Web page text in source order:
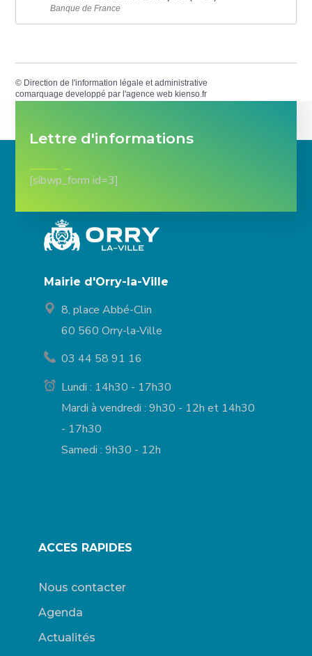
Banque de France
© Direction de l'information légale et administrative
comarquage developpé par l'agence web kienso.fr
Lettre d'informations
[sibwp_form id=3]
Mairie d'Orry-la-Ville
8, place Abbé-Clin
60 560 Orry-la-Ville
03 44 58 91 16
Lundi : 14h30 - 17h30
Mardi à vendredi : 9h30 - 12h et 14h30
- 17h30
Samedi : 9h30 - 12h
ACCES RAPIDES
Nous contacter
Agenda
Actualités